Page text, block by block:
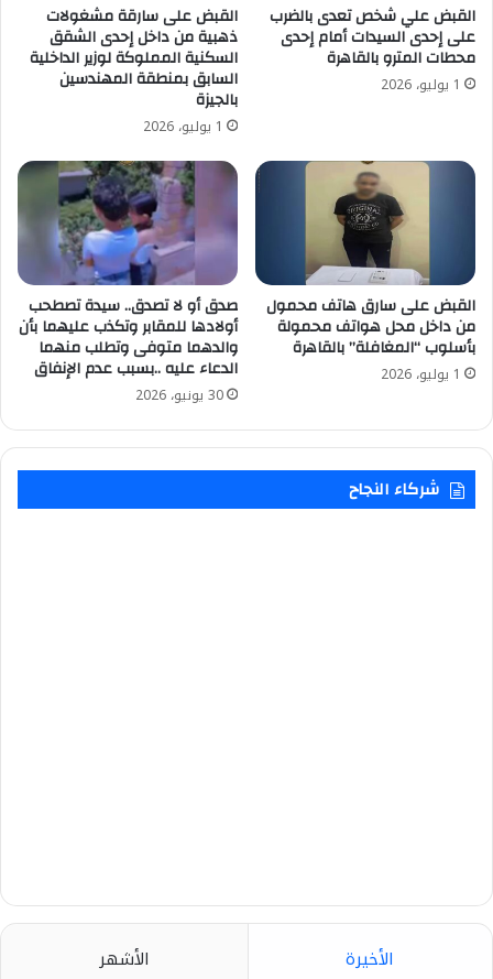
القبض علي شخص تعدى بالضرب
على إحدى السيدات أمام إحدى
محطات المترو بالقاهرة
1 يوليو، 2026
القبض على سارقة مشغولات
ذهبية من داخل إحدى الشقق
السكنية المملوكة لوزير الداخلية
السابق بمنطقة المهندسين
بالجيزة
1 يوليو، 2026
القبض على سارق هاتف محمول
من داخل محل هواتف محمولة
بأسلوب “المغافلة” بالقاهرة
1 يوليو، 2026
صدق أو لا تصدق.. سيدة تصطحب
أولادها للمقابر وتكذب عليهما بأن
والدهما متوفى وتطلب منهما
الدعاء عليه ..بسبب عدم الإنفاق
30 يونيو، 2026
شركاء النجاح
الأخيرة الأشهر